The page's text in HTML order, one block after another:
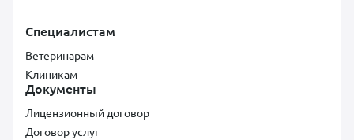
Специалистам
Ветеринарам
Клиникам
Документы
Лицензионный договор
Договор услуг